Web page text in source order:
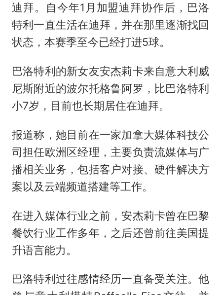
迪拜。自今年1月加盟迪拜协作后，巴洛
特利一直生活在迪拜，并在那里逐渐找回
状态，本赛季至今已经打进5球。
巴洛特利的新女友安杰莉卡来自意大利威
尼斯附近的波尔托格鲁阿罗，比巴洛特利
小7岁，目前也长期居住在迪拜。
报道称，她目前在一家加拿大媒体科技公
司担任欧洲区经理，主要负责流媒体与广
播相关业务，包括客户对接、硬件解决方
案以及云端频道搭建等工作。
在进入媒体行业之前，安杰莉卡曾在巴黎
餐饮行业工作多年，之后还曾前往美国提
升语言能力。
巴洛特利过往感情经历一直备受关注。他